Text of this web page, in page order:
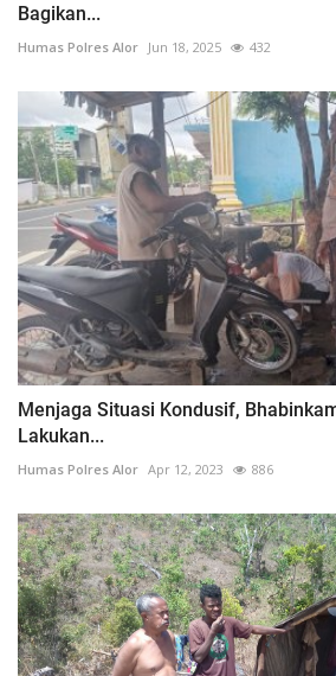
Bagikan...
Humas Polres Alor Jun 18, 2025 432
Menjaga Situasi Kondusif,
Lakukan...
Humas Polres Alor Apr 12, 2023 886